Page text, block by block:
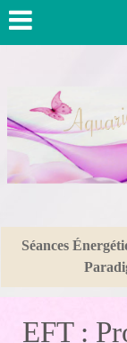
Séances
EFT :